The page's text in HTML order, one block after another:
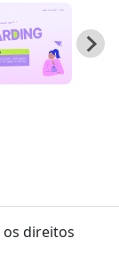
direitos